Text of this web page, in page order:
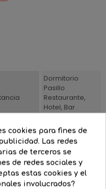
Dormitorio
Pasillo
Restaurante,
Hotel, Bar
Salón/Comedor
de luz Cálida
4
Acero +
cookies para fines de
Las redes
de terceros se
de redes sociales y
estas cookies y el
involucrados?